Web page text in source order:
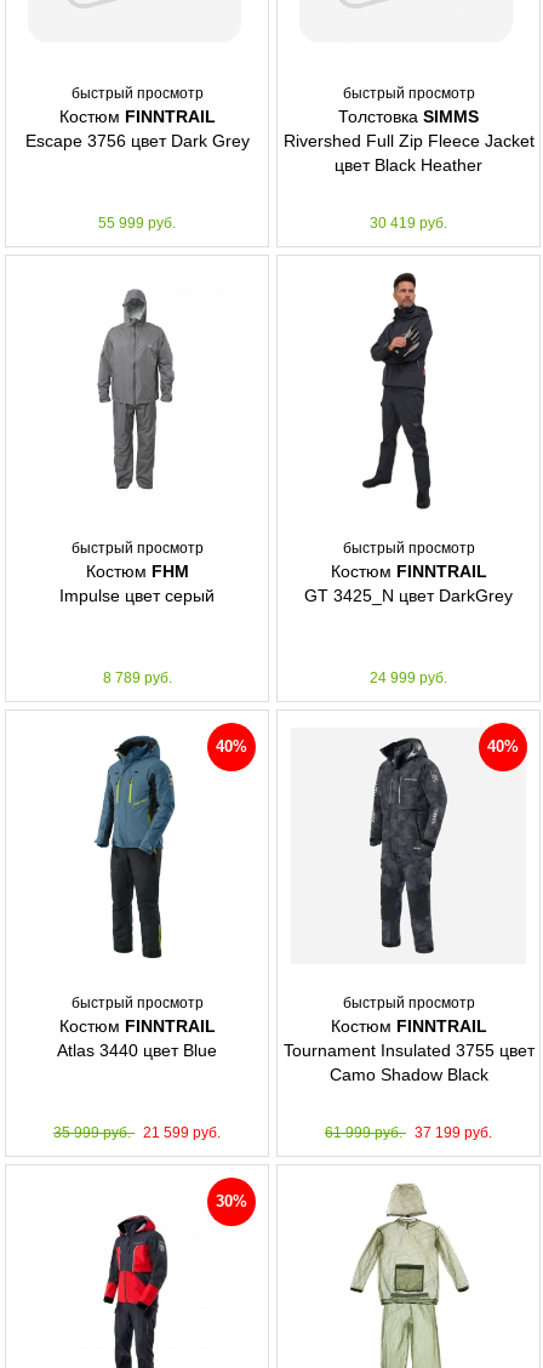
быстрый просмотр
Костюм FINNTRAIL
Escape 3756 цвет Dark Grey
55 999 руб.
быстрый просмотр
Толстовка SIMMS
Rivershed Full Zip Fleece Jacket
цвет Black Heather
30 419 руб.
быстрый просмотр
Костюм FHM
Impulse цвет серый
8 789 руб.
быстрый просмотр
Костюм FINNTRAIL
GT 3425_N цвет DarkGrey
24 999 руб.
быстрый просмотр
40%
Костюм FINNTRAIL
Atlas 3440 цвет Blue
35 999 руб. 21 599 руб.
быстрый просмотр
40%
Костюм FINNTRAIL
Tournament Insulated 3755 цвет
Camo Shadow Black
61 999 руб. 37 199 руб.
30%